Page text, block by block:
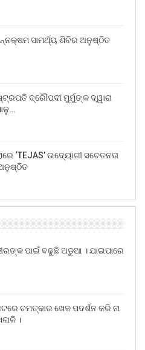
ସାମର୍ଥ୍ୟ ଶିବିର ଅନୁଷ୍ଠିତ
ଦ୍ରୌପଦୀ ମୁର୍ମୁଙ୍କ ଦ୍ୱାରା
‘TEJAS’ ଉଦ୍ୟୋଗୀ ସଚେତନତା
ପାଇଁ ବଢୁଛି ଅଡୁଆ । ଯାଇପାରେ
ଚମତ୍କାର ଖେଳ ପଦର୍ଶନ କରି ନା
।